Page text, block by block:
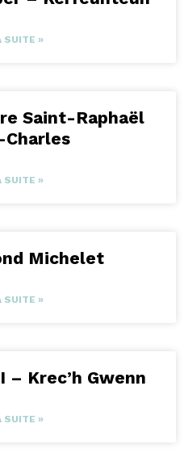
SUITE »
Saint-Raphaël
SUITE »
Michelet
SUITE »
– Krec’h Gwenn
SUITE »